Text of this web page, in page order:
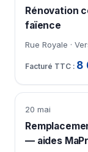
Rénovation
faïence
Rue Royale ·
8
20 mai
— aides